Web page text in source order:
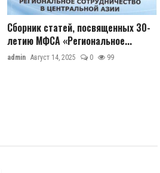
Сборник статей, посвященных 30-
летию МФСА «Региональное...
admin Август 14, 2025 0 99